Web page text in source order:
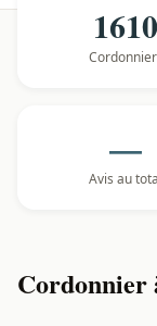
1610
—
Avis au
Cordonnier